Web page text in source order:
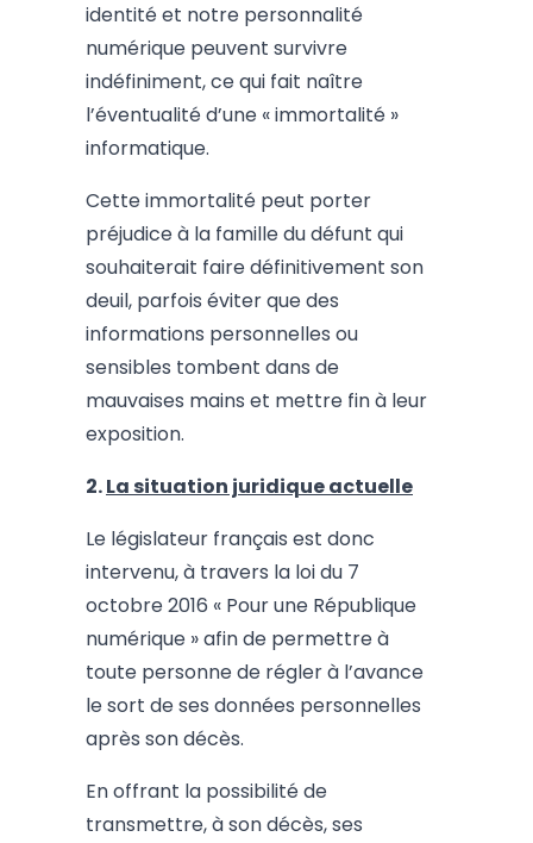
identité et notre personnalité
numérique peuvent survivre
indéfiniment, ce qui fait naître
l’éventualité d’une « immortalité »
informatique.
Cette immortalité peut porter
préjudice à la famille du défunt qui
souhaiterait faire définitivement son
deuil, parfois éviter que des
informations personnelles ou
sensibles tombent dans de
mauvaises mains et mettre fin à leur
exposition.
2.La situation juridique actuelle
Le législateur français est donc
intervenu, à travers la loi du 7
octobre 2016 « Pour une République
numérique » afin de permettre à
toute personne de régler à l’avance
le sort de ses données personnelles
après son décès.
En offrant la possibilité de
transmettre, à son décès, ses